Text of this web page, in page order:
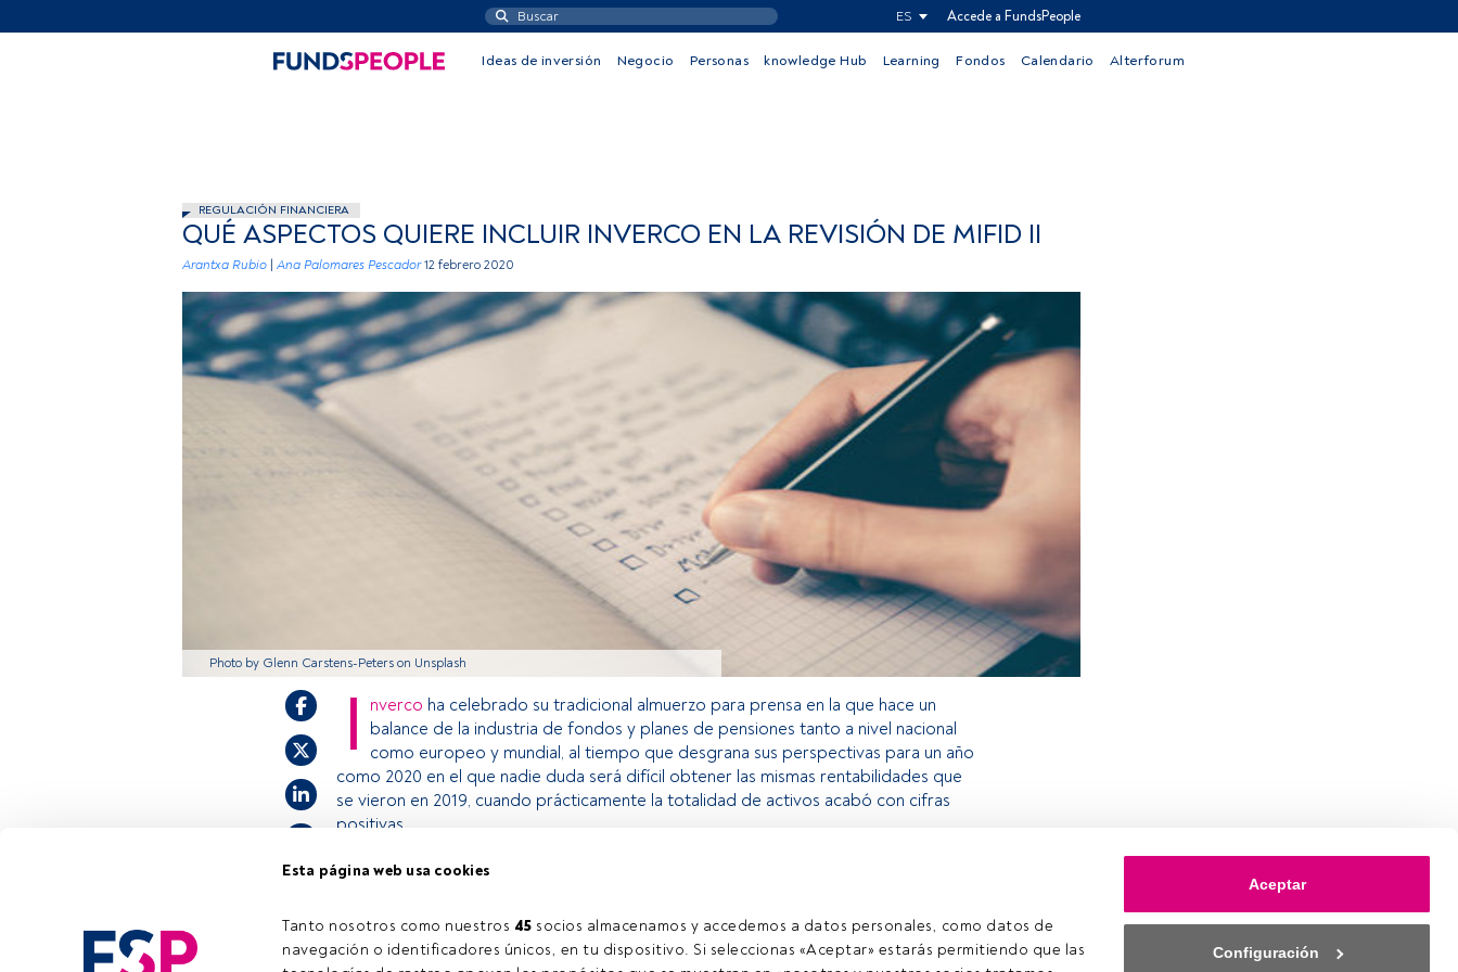
Esta página web usa cookies
Tanto nosotros como nuestros 45 socios almacenamos y accedemos a datos personales, como datos de
navegación o identificadores únicos, en tu dispositivo. Si seleccionas «Aceptar» estarás permitiendo que las
Aceptar
Configuración
ES Accede a FundsPeople
Ideas de inversión Negocio Personas knowledge Hub Learning Fondos Calendario Alterforum
REGULACIÓN FINANCIERA
QUÉ ASPECTOS QUIERE INCLUIR INVERCO EN LA REVISIÓN DE MIFID II
Arantxa Rubio Ana Palomares Pescador 12 febrero 2020
Photo by Glenn Carstens-Peters on Unsplash
Tiempo lectura:
I nverco ha celebrado su tradicional almuerzo para prensa en la que hace un
balance de la industria de fondos y planes de pensiones tanto a nivel nacional
como europeo y mundial, al tiempo que desgrana sus perspectivas para un año
como 2020 en el que nadie duda será difícil obtener las mismas rentabilidades que
se vieron en 2019, cuando prácticamente la totalidad de activos acabó con cifras
positivas.
estás registrado, accede desde el botón Login. Si aún no tienes cuenta, te
invitamos a registrarte y disfrutar de todo el universo que ofrece FundsPeople.